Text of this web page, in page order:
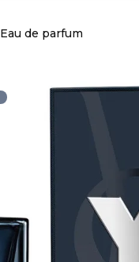
Eau de parfum